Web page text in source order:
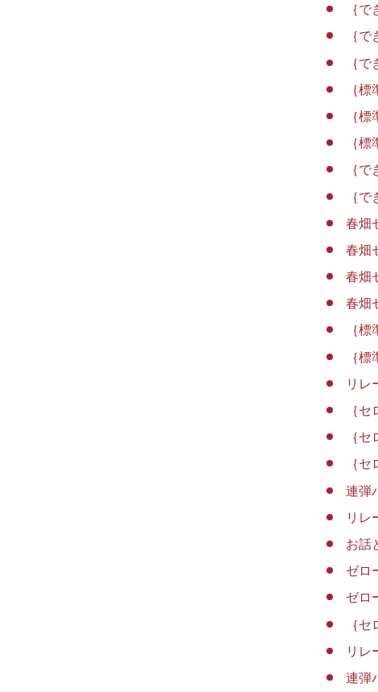
｛
｛
｛
｛
｛
｛
｛
｛
春畑
春畑
春畑
春畑
｛
｛
リレ
｛
｛
｛
連弾
リレ
お話
ゼロ
ゼロ
｛
リレ
連弾